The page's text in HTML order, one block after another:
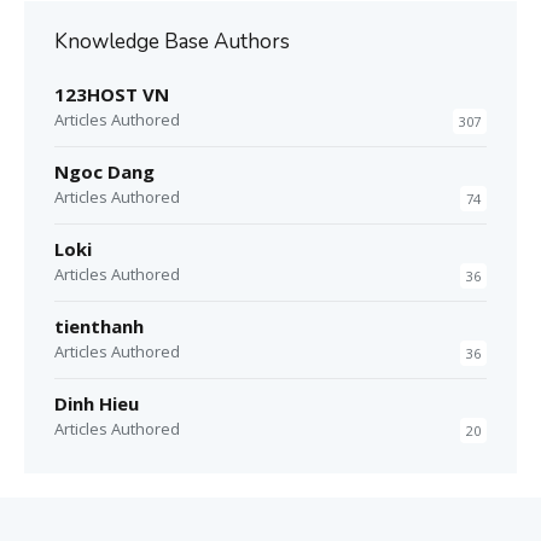
Knowledge Base Authors
123HOST VN
Articles Authored 307
Ngoc Dang
Articles Authored 74
Loki
Articles Authored 36
tienthanh
Articles Authored 36
Dinh Hieu
Articles Authored 20